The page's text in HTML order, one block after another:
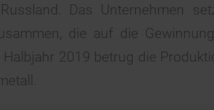
Das Unternehmen
die auf die
2019 betrug die